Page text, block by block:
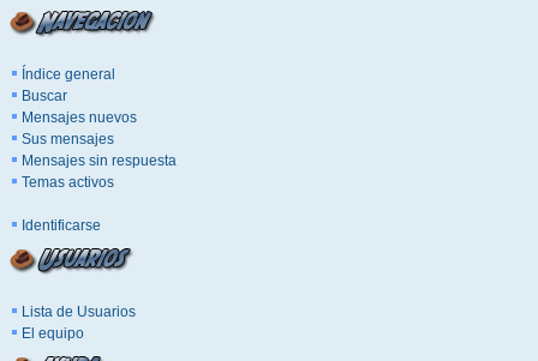
Índice general
Buscar
Mensajes nuevos
Sus mensajes
Mensajes sin respuesta
Temas activos
Identificarse
Lista de Usuarios
El equipo